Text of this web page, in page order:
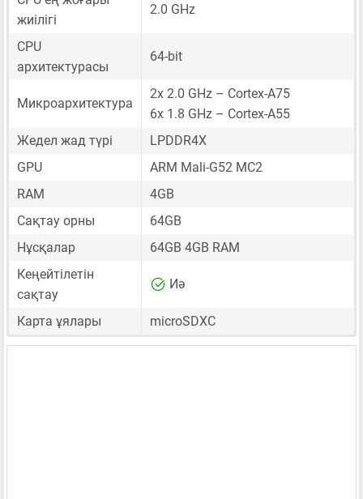
жиілігі
2.0 GHz
CPU
архитектурасы
64-bit
Микроархитектура
2x 2.0 GHz – Cortex-A75
6x 1.8 GHz – Cortex-A55
Жедел жад түрі
LPDDR4X
GPU
ARM Mali-G52 MC2
RAM
4GB
Сақтау орны
64GB
Нұсқалар
64GB 4GB RAM
Кеңейтілетін
сақтау
Иә
Карта ұялары microSDXC